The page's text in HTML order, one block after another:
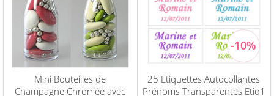
Mini Bouteilles de
Champagne Chromée avec
25 Etiquettes Autocollantes
Prénoms Transparentes Etiq1